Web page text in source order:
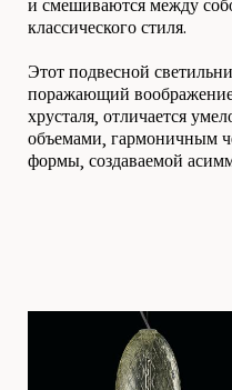
и смешиваются между
классического стиля.
Этот подвесной
поражающий
хрусталя, отличается
объемами, гармоничным
формы, создаваемой